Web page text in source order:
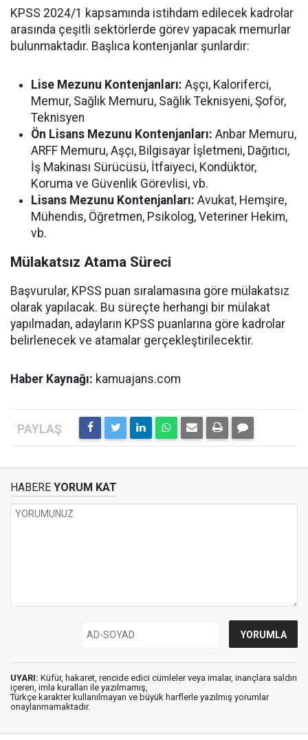
KPSS 2024/1 kapsamında istihdam edilecek kadrolar
arasında çeşitli sektörlerde görev yapacak memurlar
bulunmaktadır. Başlıca kontenjanlar şunlardır:
Lise Mezunu Kontenjanları: Aşçı, Kaloriferci,
Memur, Sağlık Memuru, Sağlık Teknisyeni, Şoför,
Teknisyen
Ön Lisans Mezunu Kontenjanları: Anbar Memuru,
ARFF Memuru, Aşçı, Bilgisayar İşletmeni, Dağıtıcı,
İş Makinası Sürücüsü, İtfaiyeci, Kondüktör,
Koruma ve Güvenlik Görevlisi, vb.
Lisans Mezunu Kontenjanları: Avukat, Hemşire,
Mühendis, Öğretmen, Psikolog, Veteriner Hekim,
vb.
Mülakatsız Atama Süreci
Başvurular, KPSS puan sıralamasına göre mülakatsız
olarak yapılacak. Bu süreçte herhangi bir mülakat
yapılmadan, adayların KPSS puanlarına göre kadrolar
belirlenecek ve atamalar gerçekleştirilecektir.
Haber Kaynağı: kamuajans.com
HABERE YORUM KAT
UYARI: Küfür, hakaret, rencide edici cümleler veya imalar, inançlara saldırı
içeren, imla kuralları ile yazılmamış,
Türkçe karakter kullanılmayan ve büyük harflerle yazılmış yorumlar
onaylanmamaktadır.